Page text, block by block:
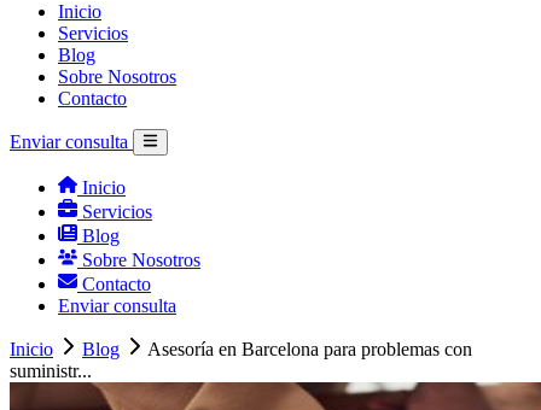
Inicio
Servicios
Blog
Sobre Nosotros
Contacto
Enviar consulta
Inicio
Servicios
Blog
Sobre Nosotros
Contacto
Enviar consulta
Inicio Blog
Asesoría en Barcelona para problemas con
suministr...